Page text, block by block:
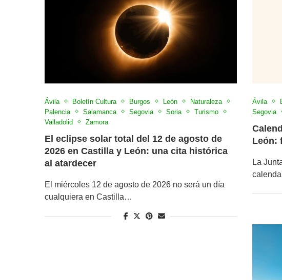
Ávila Boletín Cultura Burgos León
Naturaleza
Palencia
Salamanca Segovia Soria
Turismo
Valladolid
Zamora
El eclipse solar total del 12 de agosto de
2026 en Castilla y León: una cita histórica
al atardecer
El miércoles 12 de agosto de 2026 no será un día
cualquiera en Castilla…
Ávila
Segovia
León:
La